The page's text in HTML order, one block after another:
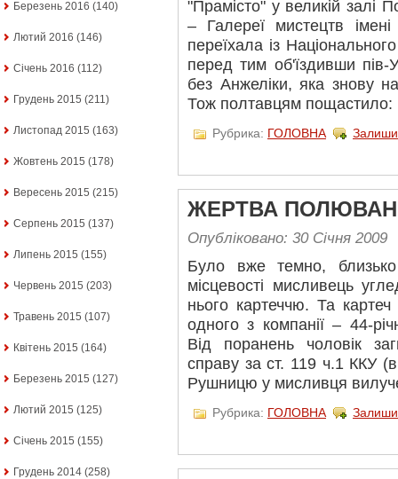
Березень 2016 (140)
Лютий 2016 (146)
Січень 2016 (112)
Грудень 2015 (211)
Листопад 2015 (163)
Жовтень 2015 (178)
Вересень 2015 (215)
Серпень 2015 (137)
Липень 2015 (155)
Червень 2015 (203)
Травень 2015 (107)
Квітень 2015 (164)
Березень 2015 (127)
Лютий 2015 (125)
Січень 2015 (155)
Грудень 2014 (258)
"Прамісто" у великій залі
– Галереї мистецтв
переїхала із
перед тим об'їздивши пів-
без Анжеліки, яка знову
Тож полтавцям
Рубрика: ГОЛОВНА
ЖЕРТВА
Опубліковано: 30 Січня 2009
Було вже темно,
місцевості мисливець
нього картеччю. Та
одного з компанії – 44-
Від поранень чоловік
справу за ст. 119 ч.1 ККУ
Рушницю у мисливця
Рубрика: ГОЛОВНА